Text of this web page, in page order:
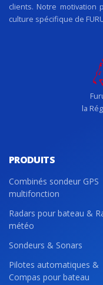
clients. Notre
culture spécifique de
la
PRODUITS
Combinés sondeur GPS
multifonction
Radars pour bateau &
météo
Sondeurs & Sonars
Pilotes automatiques &
Compas pour bateau